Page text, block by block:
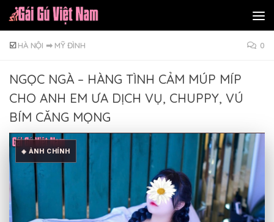
Skip to content
☑️HÀ NỘI ➡ MỸ ĐÌNH 0
NGỌC NGÀ – HÀNG TÌNH CẢM MÚP MÍP
CHO ANH EM ƯA DỊCH VỤ, CHUPPY, VÚ
BÍM CĂNG MỌNG
◈ ẢNH CHÍNH